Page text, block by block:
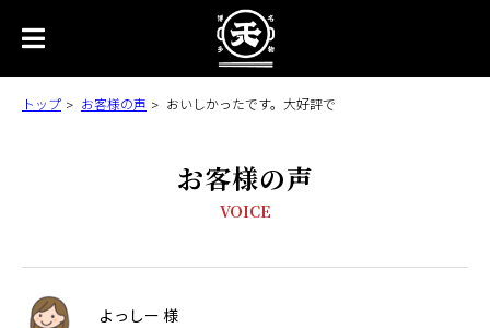
トップ お客様の声 おいしかったです。大好評で
お客様の声
VOICE
よっしー 様